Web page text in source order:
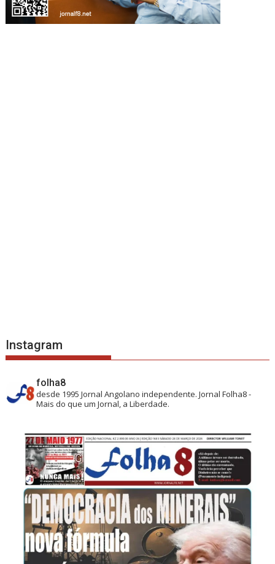
Instagram
folha8
desde 1995 Jornal Angolano independente.Jornal Folha8 -
Mais do que um Jornal, a Liberdade.